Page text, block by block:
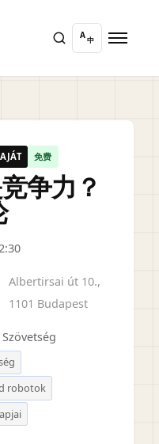
A
中
免费
争力？
Albertirsai út 10.,
1101 Budapest
robotok